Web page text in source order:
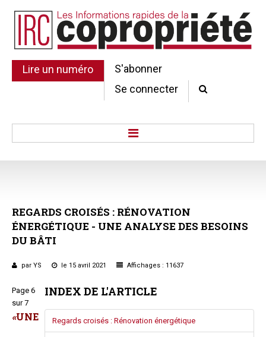
Lire un numéro
S'abonner
Se connecter
Au Parlement
Gestion et maintenance
Pratique de la copro.
Jurisprudence
Études juridiques
Copro. en difficulté
Formez-vous !
REGARDS CROISÉS : RÉNOVATION
ÉNERGÉTIQUE - UNE ANALYSE DES BESOINS
DU BÂTI
par YS le 15 avril 2021 Affichages : 11637
INDEX DE L'ARTICLE
Regards croisés : Rénovation énergétique
Page 6
sur 7
«UNE